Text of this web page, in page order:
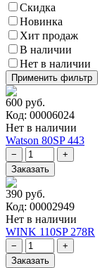
Скидка
Новинка
Хит продаж
В наличии
Нет в наличии
600 руб.
Код: 00006024
Нет в наличии
Watson 80SP 443
390 руб.
Код: 00002949
Нет в наличии
WINK 110SP 278R